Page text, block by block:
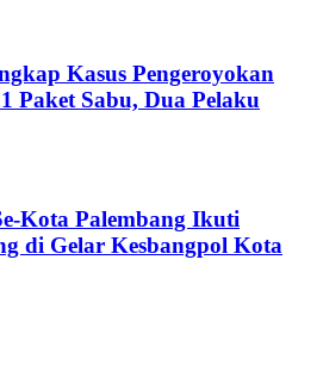
Kasus Pengeroyokan
Paket Sabu, Dua Pelaku
Kota Palembang Ikuti
di Gelar Kesbangpol Kota